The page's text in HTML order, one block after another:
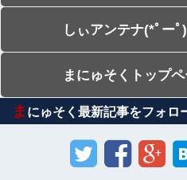
しぃアンテナ(*ﾟー
まにゅそくトップ
ま にゅそく最新記事をフォロ